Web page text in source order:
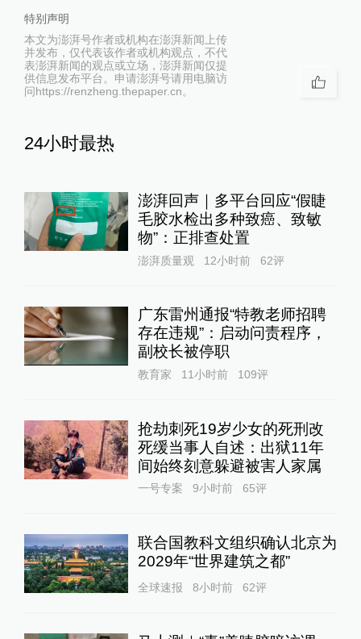
特别声明
本文为澎湃号作者或机构在澎湃新闻上传
并发布，仅代表该作者或机构观点，不代
表澎湃新闻的观点或立场，澎湃新闻仅提
供信息发布平台。申请澎湃号请用电脑访
问https://renzheng.thepaper.cn。
24小时最热
澎湃回声｜多平台回应“假睫
毛胶水检出多种致癌、致敏
物”：正排查处置
澎湃质量观 12小时前 62评
广东雷州通报“特教老师招聘
存在违规”：启动问责程序，
副校长被停职
教育家 11小时前 109评
抢劫刺死19岁少女的死刑改
死缓当事人自述：出狱11年
间始终刻意躲避被害人家属
一号专案 9小时前 65评
联合国教科文组织确认北京为
2029年“世界建筑之都”
全球速报 8小时前 62评